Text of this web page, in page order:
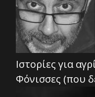
Ιστορίες για
Φόνισσες (που